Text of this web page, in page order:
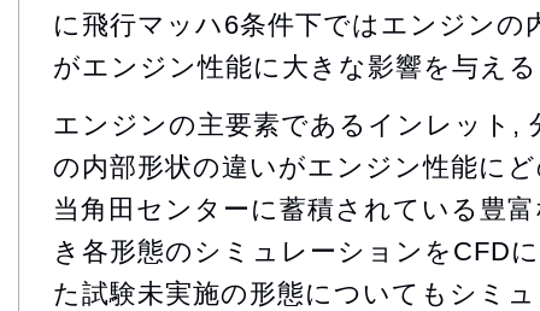
に飛行マッハ6条件下ではエンジンの
がエンジン性能に大きな影響を与え
エンジンの主要素であるインレット,
の内部形状の違いがエンジン性能に
当角田センターに蓄積されている豊
き各形態のシミュレーションをCFD
た試験未実施の形態についてもシミ